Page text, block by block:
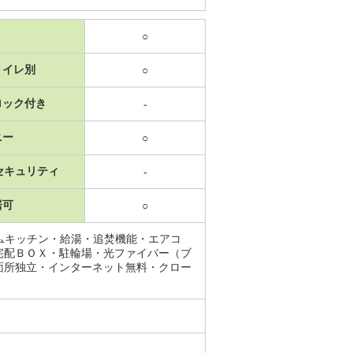
○
レ別 ○
ク付き -
ー ○
キュリティ -
可 ○
ッチン・給湯・追焚機能・エアコ
ＢＯＸ・駐輪場・光ファイバー（ブ
独立・インターネット無料・クロー